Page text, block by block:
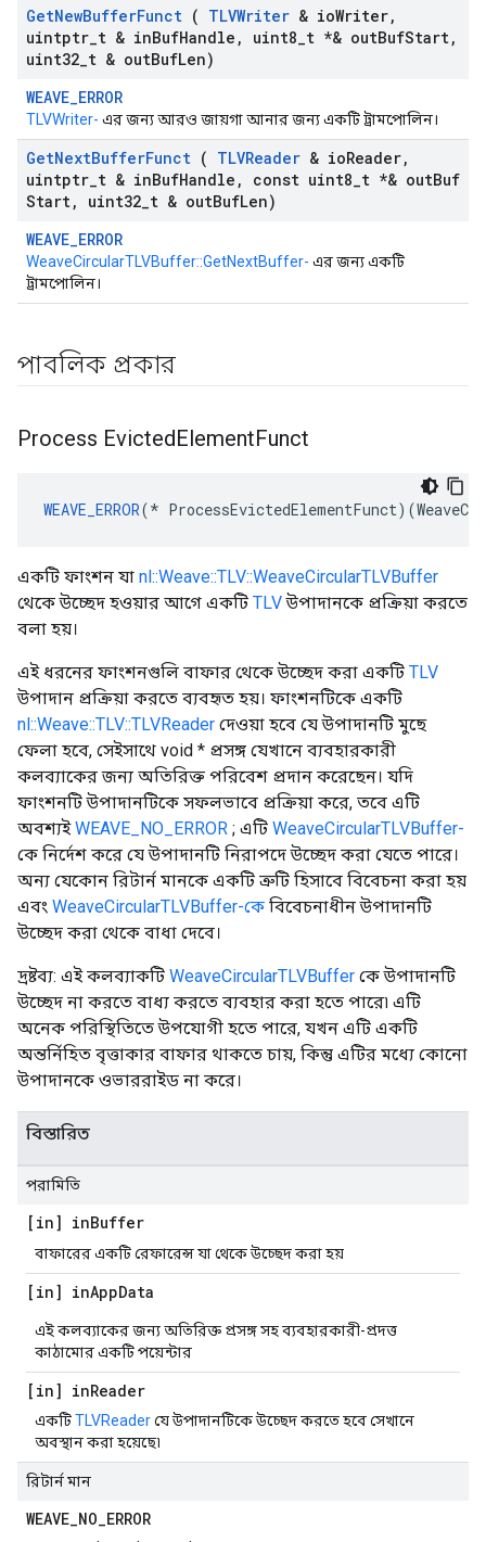
GetNewBufferFunct ( TLVWriter & ioWriter,
uintptr t & inBufHandle , uint8 t *& outBufStart,
uint32 t & outBufLen)
WEAVE_ERROR
TLVWriter- এর জন্য আরও জায়গা আনার জন্য একটি ট্রামপোলিন।
GetNextBufferFunct ( TLVReader & ioReader,
uintptr t & inBufHandle , const uint8 t *& outBuf
Start, uint32 t & outBufLen)
WEAVE_ERROR
WeaveCircularTLVBuffer::GetNextBuffer- এর জন্য একটি
ট্রামপোলিন।
পাবলিক প্রকার
Process EvictedElementFunct
WEAVE_ERROR(*
একটি ফাংশন যা nl::Weave::TLV::WeaveCircularTLVBuffer
থেকে উচ্ছেদ হওয়ার আগে একটি TLVউপাদানকে প্রক্রিয়া করতে
বলা হয়।
এই ধরনের ফাংশনগুলি বাফার থেকে উচ্ছেদ করা একটি TLV
উপাদান প্রক্রিয়া করতে ব্যবহৃত হয়। ফাংশনটিকে একটি
nl::Weave::TLV::TLVReader দেওয়া হবে যে উপাদানটি মুছে
ফেলা হবে, সেইসাথে void * প্রসঙ্গ যেখানে ব্যবহারকারী
কলব্যাকের জন্য অতিরিক্ত পরিবেশ প্রদান করেছেন। যদি
ফাংশনটি উপাদানটিকে সফলভাবে প্রক্রিয়া করে, তবে এটি
অবশ্যইWEAVE_NO_ERROR ; এটি WeaveCircularTLVBuffer-
কে নির্দেশ করে যে উপাদানটি নিরাপদে উচ্ছেদ করা যেতে পারে।
অন্য যেকোন রিটার্ন মানকে একটি ত্রুটি হিসাবে বিবেচনা করা হয়
এবং WeaveCircularTLVBuffer-কে বিবেচনাধীন উপাদানটি
উচ্ছেদ করা থেকে বাধা দেবে।
দ্রষ্টব্য: এই কলব্যাকটি WeaveCircularTLVBuffer কে উপাদানটি
উচ্ছেদ না করতে বাধ্য করতে ব্যবহার করা হতে পারে৷ এটি
অনেক পরিস্থিতিতে উপযোগী হতে পারে, যখন এটি একটি
অন্তর্নিহিত বৃত্তাকার বাফার থাকতে চায়, কিন্তু এটির মধ্যে কোনো
উপাদানকে ওভাররাইড না করে।
বিস্তারিত
পরামিতি
[in] inBuffer
বাফারের একটি রেফারেন্স যা থেকে উচ্ছেদ করা হয়
[in] inAppData
এই কলব্যাকের জন্য অতিরিক্ত প্রসঙ্গ সহ ব্যবহারকারী-প্রদত্ত
কাঠামোর একটি পয়েন্টার
[in] inReader
একটিTLVReaderযে উপাদানটিকে উচ্ছেদ করতে হবে সেখানে
অবস্থান করা হয়েছে৷
রিটার্ন মান
WEAVE_NO_ERROR